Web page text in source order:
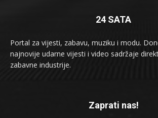
24 SATA
Portal za vijesti, zabavu, muziku i modu.
najnovije udarne vijesti i video sadržaje
zabavne industrije.
Zaprati nas!